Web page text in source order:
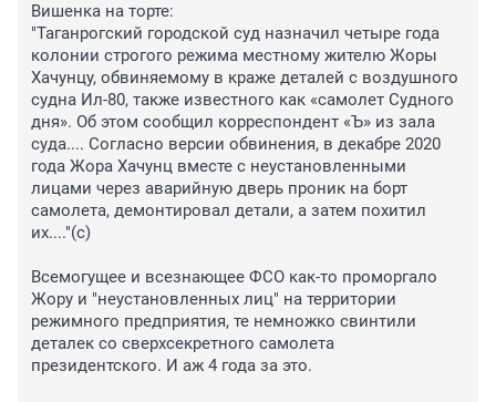
Вишенка на торте:
"Таганрогский городской суд назначил четыре года
колонии строгого режима местному жителю Жоры
Хачунцу, обвиняемому в краже деталей с воздушного
судна Ил-80, также известного как «самолет Судного
дня». Об этом сообщил корреспондент «Ъ» из зала
суда.... Согласно версии обвинения, в декабре 2020
года Жора Хачунц вместе с неустановленными
лицами через аварийную дверь проник на борт
самолета, демонтировал детали, а затем похитил
их...."(с)
Всемогущее и всезнающее ФСО как-то проморгало
Жору и "неустановленных лиц" на территории
режимного предприятия, те немножко свинтили
деталек со сверхсекретного самолета
президентского. И аж 4 года за это.